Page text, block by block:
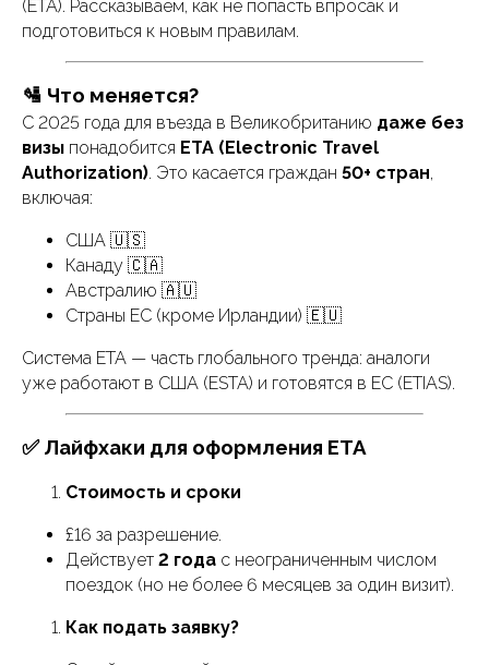
(ETA). Рассказываем, как не попасть впросак и
подготовиться к новым правилам.
🛂 Что меняется?
С 2025 года для въезда в Великобританию даже без
визы понадобится ETA (Electronic Travel
Authorization). Это касается граждан 50+ стран,
включая:
США 🇺🇸
Канаду 🇨🇦
Австралию 🇦🇺
Страны ЕС (кроме Ирландии) 🇪🇺
Система ETA — часть глобального тренда: аналоги
уже работают в США (ESTA) и готовятся в ЕС (ETIAS).
✅ Лайфхаки для оформления ETA
Стоимость и сроки
£16 за разрешение.
Действует 2 года с неограниченным числом
поездок (но не более 6 месяцев за один визит).
Как подать заявку?